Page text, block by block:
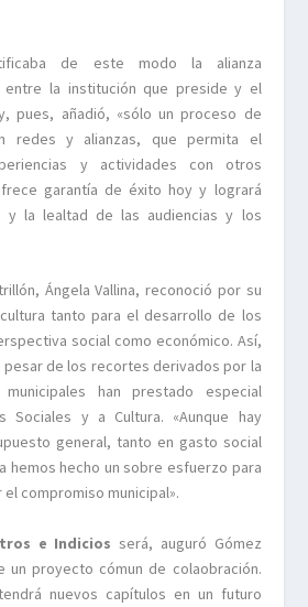
de este modo la alianza
entre la institución que preside y el
pues, añadió, «sólo un proceso de
redes y alianzas, que permita el
y actividades con otros
garantía de éxito hoy y logrará
y la lealtad de las audiencias y los
Ángela Vallina, reconoció por su
tanto para el desarrollo de los
social como económico. Así,
pesar de los recortes derivados por la
han prestado especial
Sociales y a Cultura. «Aunque hay
general, tanto en gasto social
hemos hecho un sobre esfuerzo para
compromiso municipal».
e Indicios será, auguró Gómez
un proyecto cómun de colaobración.
nuevos capítulos en un futuro